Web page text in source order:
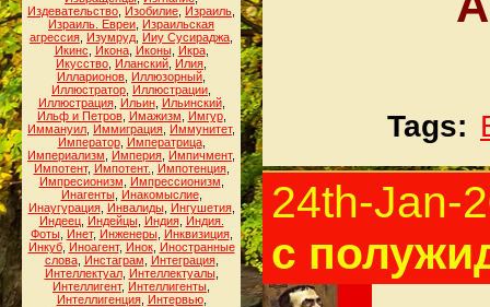
Издевательство Изобилие Израиль
Израиль. Евреи Израильская
агрессия Изумруд Ииу Сусираджа
Икинс
Икона, Иконы, Икра,
Икусство Иланский Илия
Илларионов Иллюзорный
Иллюстратор Иллюстрации
Иллюстрация, Ильин, Ильинский,
Ильф и Петров, Имажизм Имгур,
Иммануил Иммиграция Иммунитет,
Император, Императрица,
Империализм
Империя Импичмент,
Импотент, Импотент. Импотенция,
Импресионизм
Импрессионизм
Инагенты, Инакомыслие,
Инаугурация, Инвалиды, Ингушетия,
Индеец, Индейцы, Индия, Индия.
Фоты, Инет, Инженеры, Инквизиция,
Инкуб, Иноагент, Инок, Иностранные
слова, Инстаграм Интеграция,
Интеллектуал, Интеллектуалы,
Интеллигент, Интеллигенты
Интеллигенция, Интервью,
Tags:
24th-Jan-
с